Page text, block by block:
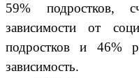
59% подростков,
зависимости от
подростков и 46%
зависимость.